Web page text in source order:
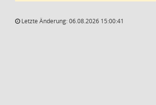
Letzte Änderung: 06.08.2026 15:00:41